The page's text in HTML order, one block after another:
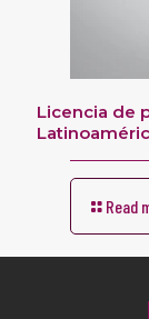
Licencia de
Read